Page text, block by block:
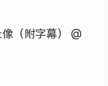
（附字幕） @